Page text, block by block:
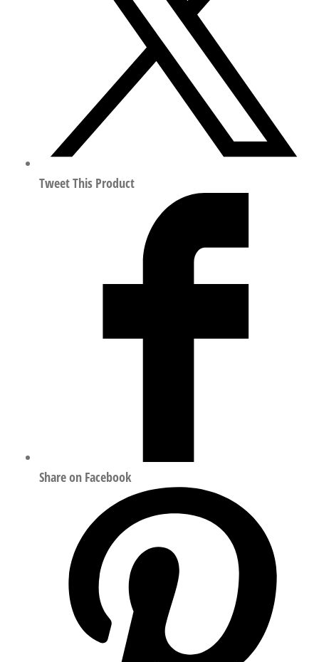
8118262
数
量Tweet This Product
Share on Facebook